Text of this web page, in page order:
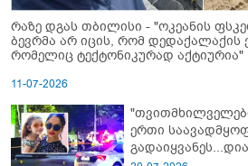
რაზე დგას თბილისი - "ოკეანის
ბევრმა არ იცის, რომ დედაქალაქის
რომელიც ტექტონიკურად აქტიურია"
11-07-2026
ერთი